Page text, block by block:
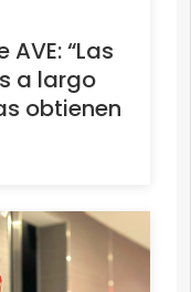
“Las
a largo
obtienen